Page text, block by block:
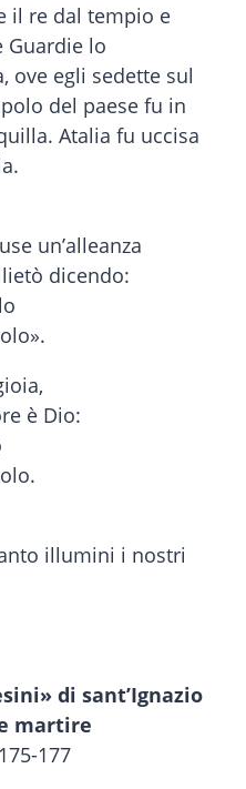
il re dal tempio e
Guardie lo
ove egli sedette sul
del paese fu in
Atalia fu uccisa
un’alleanza
dicendo:
è Dio:
illumini i nostri
di sant’Ignazio
martire
177